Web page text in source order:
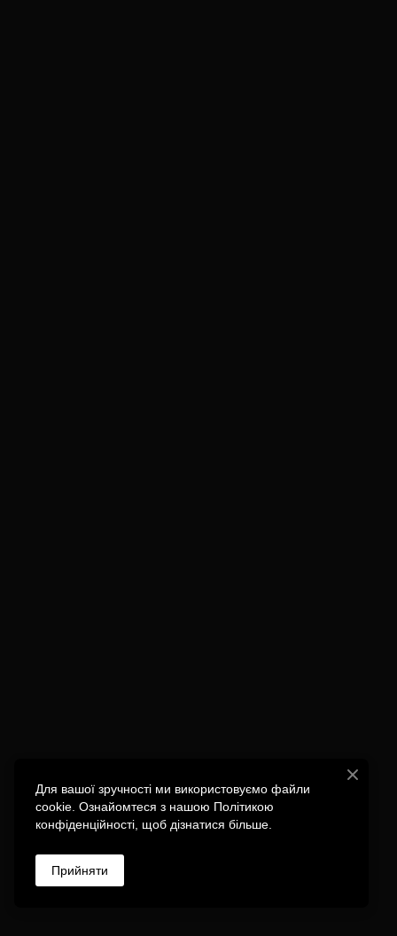
Для вашої зручності ми використовуємо файли
cookie. Ознайомтеся з нашою Політикою
конфіденційності, щоб дізнатися більше.
Прийняти